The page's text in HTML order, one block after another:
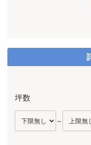
坪数
～